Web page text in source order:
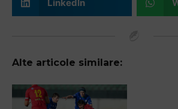
LinkedIn
Alte articole similare: